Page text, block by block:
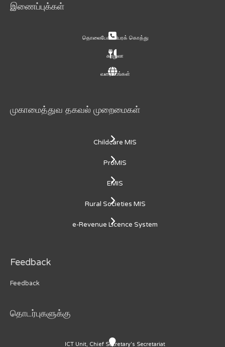
இணைப்புக்கள்
தொலைபேசி விபரக் கொத்து
சுற்றுலா
வரைபடங்கள்
முகாமைத்துவ தகவல் முறைமைகள்
Childcare MIS
ProMIS
EMIS
Rural Societies MIS
e-Revenue Licence System
Feedback
Feedback
தொடர்புகளுக்கு
ICT Unit, Chief Secretary's Secretariat